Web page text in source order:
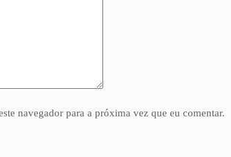
navegador para a próxima vez que eu comentar.